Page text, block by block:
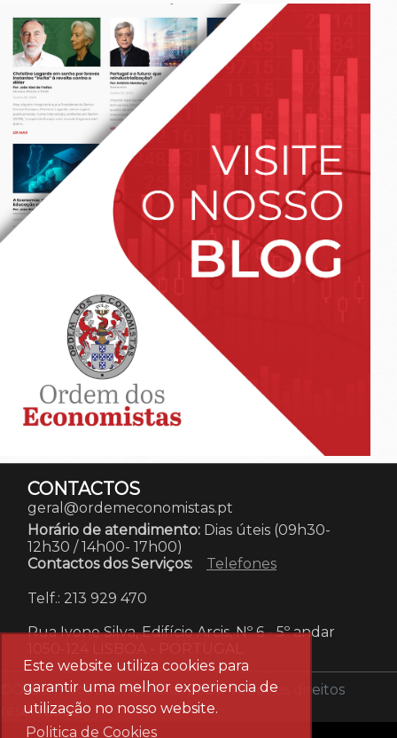
Este website utiliza cookies para
garantir uma melhor experiencia de
utilização no nosso website.
Politica de Cookies
CONTACTOS
geral@ordemeconomistas.pt
Horário de atendimento: Dias úteis (09h30-
12h30 / 14h00- 17h00)
Contactos dos Serviços:
Telefones
Telf.: 213 929 470
Rua Ivone Silva, Edifício Arcis, Nº 6 - 5º andar
©Ordem dos Economistas 2025. Todos os direitos
reservados.